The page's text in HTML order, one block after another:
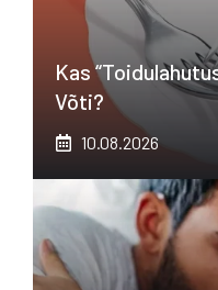
Kas
Võti?
10.08.2026